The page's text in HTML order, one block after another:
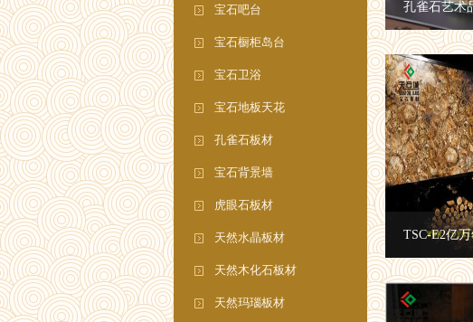
宝石吧台
宝石橱柜岛台
宝石卫浴
宝石地板天花
孔雀石板材
宝石背景墙
虎眼石板材
天然水晶板材
天然木化石板材
天然玛瑙板材
孔雀石艺术
TSC-E2亿